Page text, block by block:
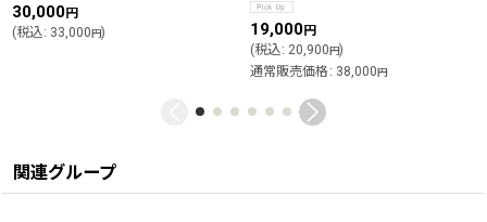
30,000円
(税込: 33,000円) 19,000円
(税込: 20,900円)
通常販売価格 : 38,000円
関連グループ